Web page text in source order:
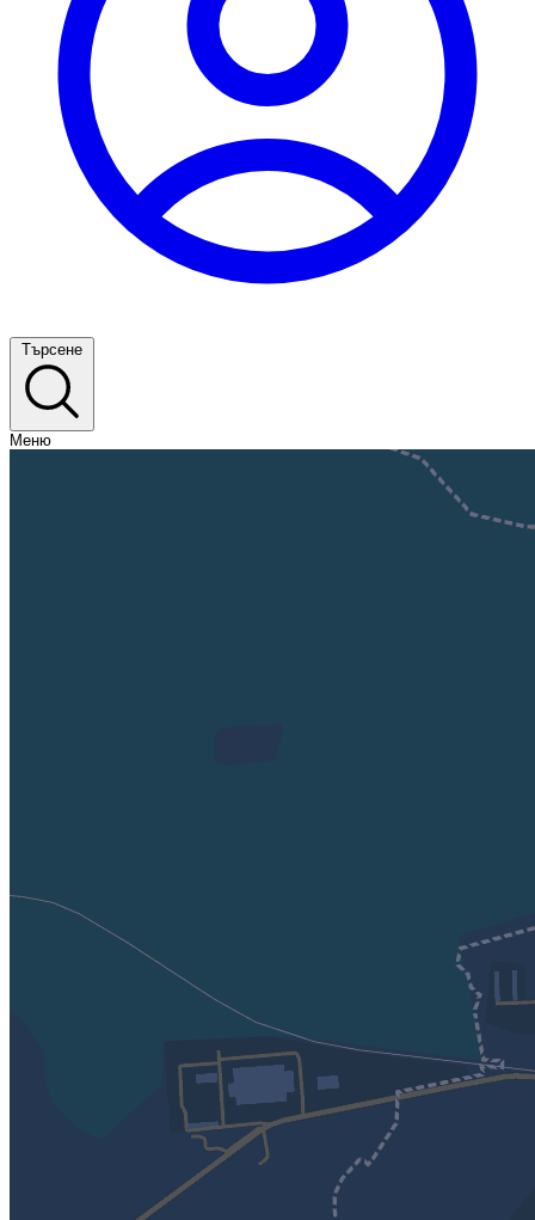
Търсене
Меню